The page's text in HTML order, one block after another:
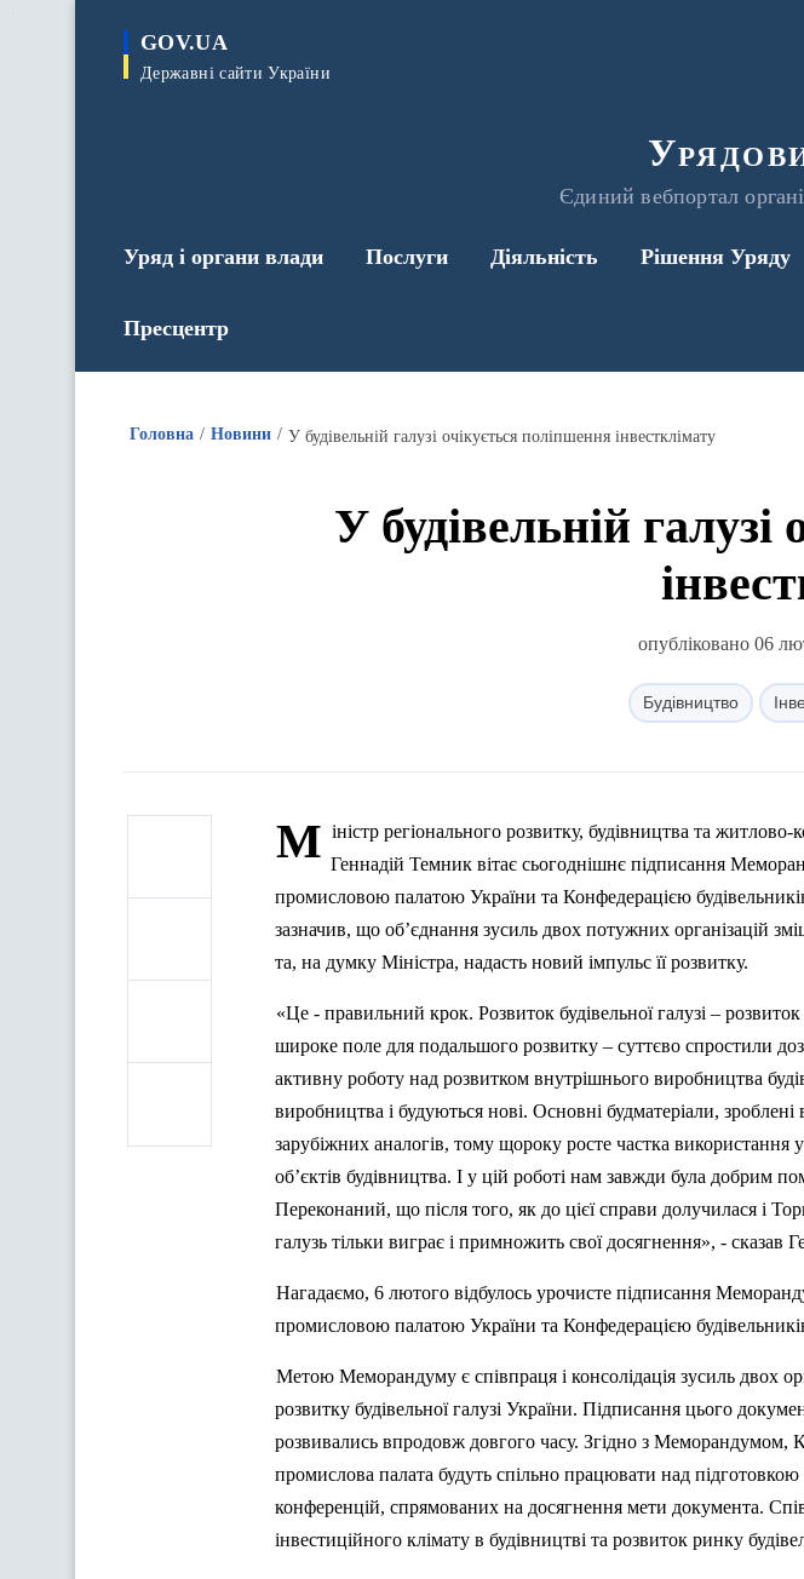
GOV.UA
Державні сайти України
Єдиний вебпортал
Уряд і органи влади Послуги Діяльність Рішення Уряду
Пресцентр
Головна Новини У будівельній галузі очікується поліпшення інвестклімату
У будівельній
опубліковано 06
Будівництво
М іністр регіонального розвитку, будівництва та
Геннадій Темник вітає сьогоднішнє підписання
промисловою палатою України та Конфедерацією
зазначив, що об’єднання зусиль двох потужних організацій
та, на думку Міністра, надасть новий імпульс її розвитку.
«Це - правильний крок. Розвиток будівельної галузі –
широке поле для подальшого розвитку – суттєво спростили
активну роботу над розвитком внутрішнього виробництва
виробництва і будуються нові. Основні будматеріали, зроблені
зарубіжних аналогів, тому щороку росте частка використання
об’єктів будівництва. І у цій роботі нам завжди була добрим
Переконаний, що після того, як до цієї справи долучилася і
галузь тільки виграє і примножить свої досягнення», - сказав
Нагадаємо, 6 лютого відбулось урочисте підписання
промисловою палатою України та Конфедерацією
Метою Меморандуму є співпраця і консолідація зусиль двох
розвитку будівельної галузі України. Підписання цього
розвивались впродовж довгого часу. Згідно з Меморандумом,
промислова палата будуть спільно працювати над підготовкою
конференцій, спрямованих на досягнення мети документа.
інвестиційного клімату в будівництві та розвиток ринку